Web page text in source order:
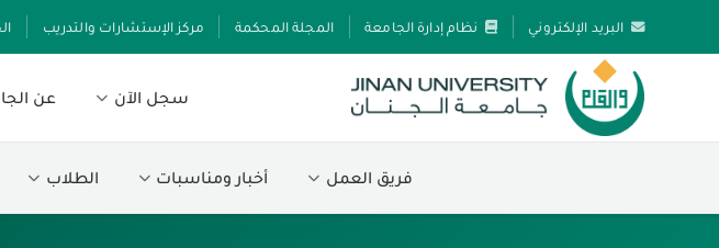
البريد الإلكتروني نظام إدارة الجامعة المجلة المحكمة مركز الإستشارات والتدريب
سجل الآن عن
فريق العمل أخبار ومناسبات الطلاب